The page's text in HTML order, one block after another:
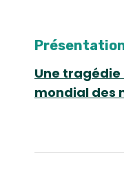
Une
mondial des